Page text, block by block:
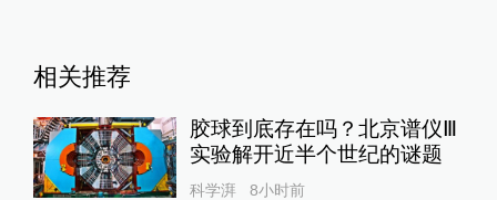
相关推荐
胶球到底存在吗？北京谱仪Ⅲ
实验解开近半个世纪的谜题
科学湃 8小时前